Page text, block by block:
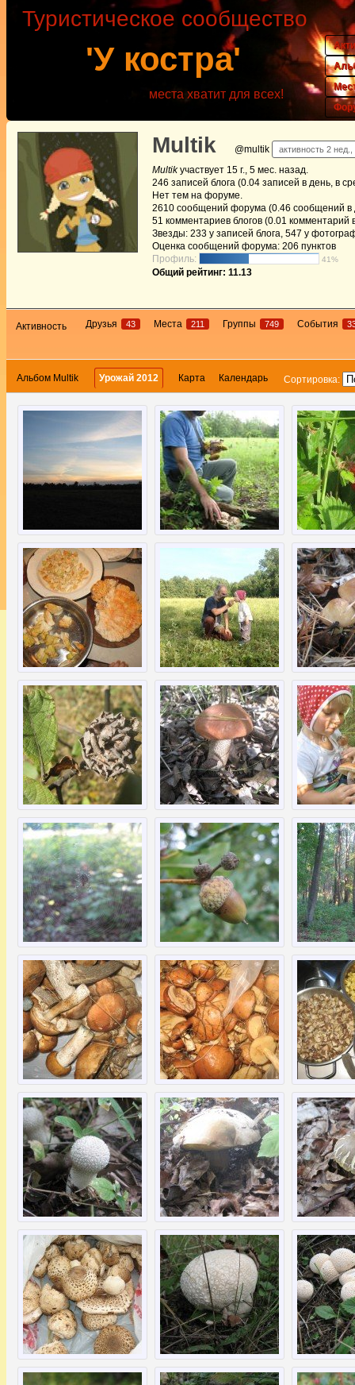
'У костра'
Туристическое сообщество
места хватит для всех!
Multik @multik активность 2
Multikучаствует 15 г., 5 мес. назад.
246 записей блога (0.04 записей в день, в
Нет тем на форуме.
2610 сообщений форума (0.46 сообщений в
51 комментариев блогов (0.01 комментарий
Звезды: 233 у записей блога, 547 у
Оценка сообщений форума: 206 пунктов
Профиль:
41%
Общий рейтинг: 11.13
Активность Друзья 43 Места 211 Группы 749 События
Альбом Multik Урожай 2012 Карта Календарь Сортировка: